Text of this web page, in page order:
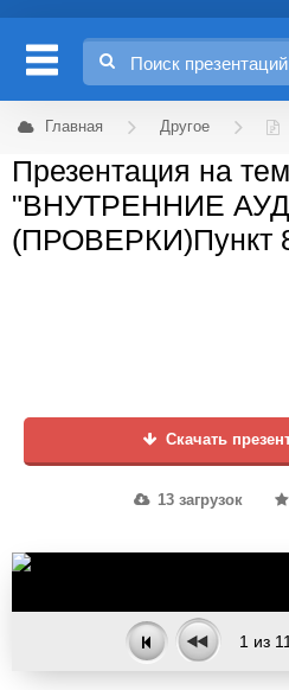
Главная Другое
Презентация на
"ВНУТРЕННИЕ
(ПРОВЕРКИ)Пункт
Скачать
13 загрузок
1 из 11